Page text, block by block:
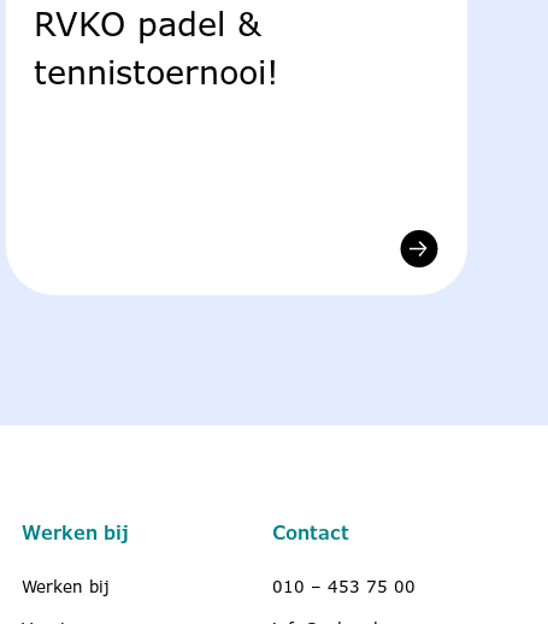
RVKO padel &
tennistoernooi!
Werken bij
Werken bij
Contact
010 – 453 75 00